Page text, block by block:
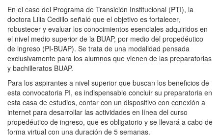
En el caso del Programa de Transición Institucional (PTI), la
doctora Lilia Cedillo señaló que el objetivo es fortalecer,
robustecer y evaluar los conocimientos esenciales adquiridos en
el nivel medio superior de la BUAP, por medio del propedéutico
de ingreso (PI-BUAP). Se trata de una modalidad pensada
exclusivamente para los alumnos que vienen de las preparatorias
y bachilleratos BUAP.
Para los aspirantes a nivel superior que buscan los beneficios de
esta convocatoria PI, es indispensable concluir su preparatoria en
esta casa de estudios, contar con un dispositivo con conexión a
internet para desarrollar las actividades en línea del curso
propedéutico de ingreso, que es obligatorio y se llevará a cabo de
forma virtual con una duración de 5 semanas.